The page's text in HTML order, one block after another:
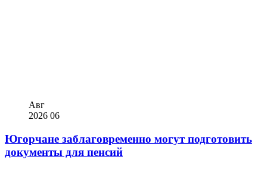
Авг
2026 06
Югорчане заблаговременно могут подготовить
документы для пенсий